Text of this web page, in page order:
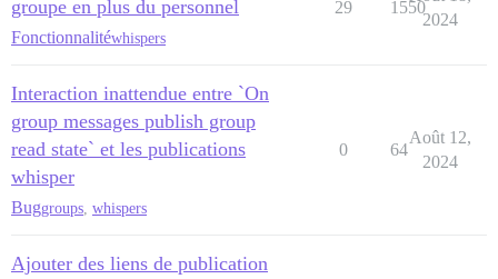
groupe en plus du personnel
Fonctionnalitéwhispers
29 1550
2024
Interaction inattendue entre `On
group messages publish group
read state` et les publications
whisper
Buggroups whispers
0 64
Août 12,
2024
Ajouter des liens de publication